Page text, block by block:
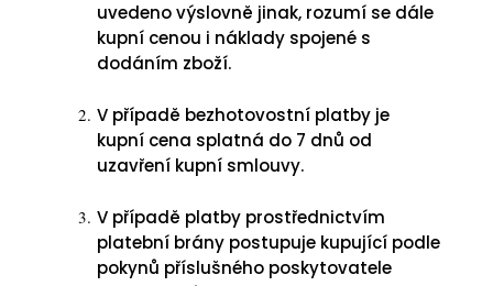
uvedeno výslovně jinak, rozumí se dále
kupní cenou i náklady spojené s
dodáním zboží.
V případě bezhotovostní platby je
kupní cena splatná do 7 dnů od
uzavření kupní smlouvy.
V případě platby prostřednictvím
platební brány postupuje kupující podle
pokynů příslušného poskytovatele